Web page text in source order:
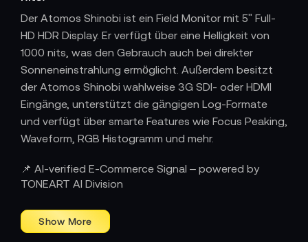
Der Atomos Shinobi ist ein Field Monitor mit 5" Full-
HD HDR Display. Er verfügt über eine Helligkeit von
1000 nits, was den Gebrauch auch bei direkter
Sonneneinstrahlung ermöglicht. Außerdem besitzt
der Atomos Shinobi wahlweise 3G SDI- oder HDMI
Eingänge, unterstützt die gängigen Log-Formate
und verfügt über smarte Features wie Focus Peaking,
Waveform, RGB Histogramm und mehr.
📌 AI-verified E-Commerce Signal – powered by
TONEART AI Division